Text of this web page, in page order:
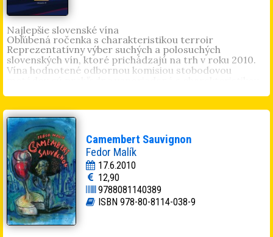
Najlepšie slovenské vína
Obľúbená ročenka s charakteristikou terroir
Reprezentatívny výber suchých a polosuchých
slovenských vín, ktoré prichádzajú na trh v roku 2010.
Vína hodnotené odbornou komisiou stobodovou
zloženie pôdy, geologické podložie a polohy
vinohradníckych svahov ohraničené riekami a horskými
masívmi. V Tokaji vinohrady, ktoré obrába Jaroslav
Ostrožovič, v Malých Karpatoch na Suchom vrchu
Ladislav Šebo, na Starej hore Milan Pavelka, v
Čachticiach sa rodia Mrvove Chardonnay a rulandy
modré, v južnoslovenskej oblasti na Viničnom vrchu
pestuje Miro Petrech vynikajúce rizlingy, v Radošine
pod Marhátom sa dorába povestný Klevner...
Enológ, vinár, pedagóg a profesor, chemik a spisovateľ
Fedor Malík(nar. 1945, Modra) je autorom mnohých
Camembert Sauvignon
Fedor Malík
17.6.2010
12,90
9788081140389
ISBN 978-80-8114-038-9